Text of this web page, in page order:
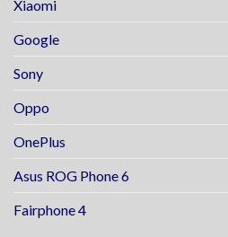
Xiaomi
Google
Sony
Oppo
OnePlus
Asus ROG Phone 6
Fairphone 4